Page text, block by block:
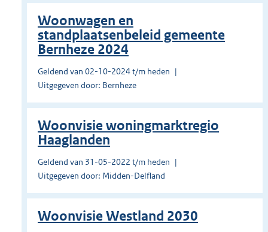
Woonwagen en
standplaatsenbeleid gemeente
Bernheze 2024
Geldend van 02-10-2024 t/m heden
Uitgegeven door: Bernheze
Woonvisie woningmarktregio
Haaglanden
Geldend van 31-05-2022 t/m heden
Uitgegeven door: Midden-Delfland
Woonvisie Westland 2030